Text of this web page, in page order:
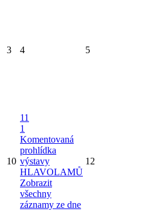
3 4 5
10
11
1
Komentovaná
prohlídka
výstavy
HLAVOLAMŮ
Zobrazit
všechny
záznamy ze dne
12